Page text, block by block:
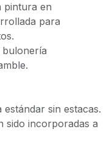
pintura en
para
bulonería
sin estacas.
sido incorporadas a